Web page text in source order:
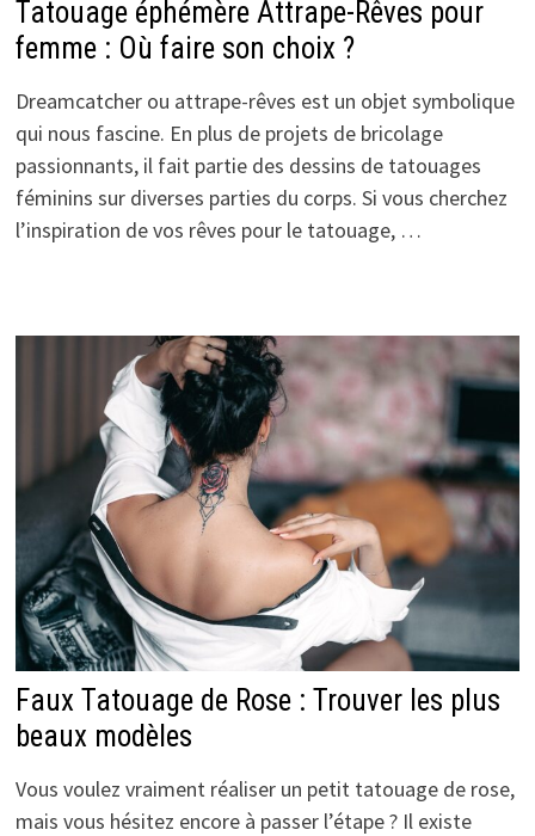
Tatouage éphémère Attrape-Rêves pour
femme : Où faire son choix ?
Dreamcatcher ou attrape-rêves est un objet symbolique
qui nous fascine. En plus de projets de bricolage
passionnants, il fait partie des dessins de tatouages
féminins sur diverses parties du corps. Si vous cherchez
l’inspiration de vos rêves pour le tatouage, …
Faux Tatouage de Rose : Trouver les plus
beaux modèles
Vous voulez vraiment réaliser un petit tatouage de rose,
mais vous hésitez encore à passer l’étape ? Il existe